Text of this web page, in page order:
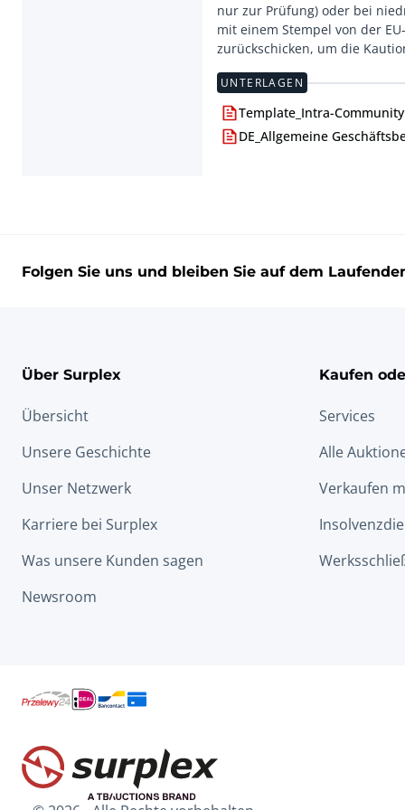
nur zur Prüfung) oder bei
mit einem Stempel von der
UNTERLAGEN
Template_Intra-
DE_Allgemeine
Folgen Sie uns und bleiben Sie auf dem
Über Surplex
Übersicht
Unsere Geschichte
Unser Netzwerk
Karriere bei Surplex
Was unsere Kunden sagen
Newsroom
Kaufen
Services
Alle
Verkaufen